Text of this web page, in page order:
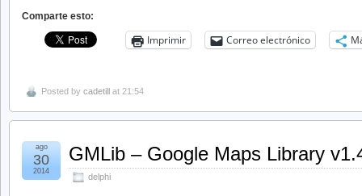
Comparte esto:
Imprimir Correo electrónico
Posted by cadetill at 21:54
GMLib – Google Maps Library
delphi
ago
30
2014